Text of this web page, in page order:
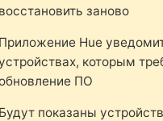
восстановить заново
Приложение Hue
которым
ПО
Будут показаны